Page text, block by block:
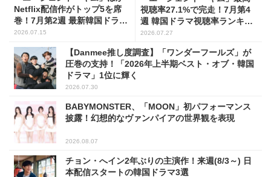
Netflix配信作がトップ5を席
巻！7月第2週 最新韓国ドラマ
話題性1位～5位
2026.07.15
視聴率27.1%で完走！7月第4
週 韓国ドラマ視聴率ランキン
グ
2026.07.27
【Danmee推し度調査】「ワンダーフールズ」が
圧巻の支持！「2026年上半期ベスト・オブ・韓国
ドラマ」1位に輝く
2026.07.30
BABYMONSTER、「MOON」初パフォーマンス
披露！幻想的なヴァンパイアの世界観を表現
2026.08.07
チョン・へイン2年ぶりの主演作！来週(8/3～) 日
本配信スタートの韓国ドラマ3選